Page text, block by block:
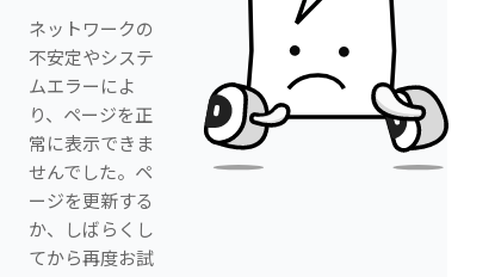
ネットワークの
不安定やシステ
ムエラーによ
り、ページを正
常に表示できま
せんでした。ペ
ージを更新する
か、しばらくし
てから再度お試